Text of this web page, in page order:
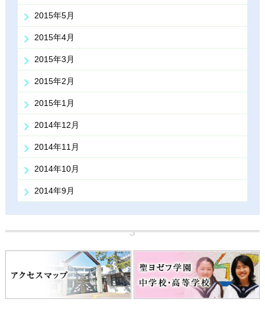
2015年5月
2015年4月
2015年3月
2015年2月
2015年1月
2014年12月
2014年11月
2014年10月
2014年9月